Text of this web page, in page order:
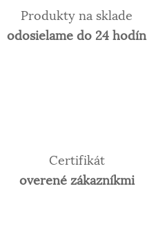
Produkty na sklade
odosielame do 24 hodín
Certifikát
overené zákazníkmi